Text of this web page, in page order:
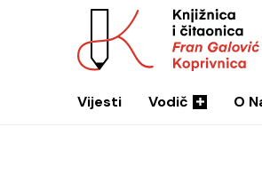
Vijesti Vodič O